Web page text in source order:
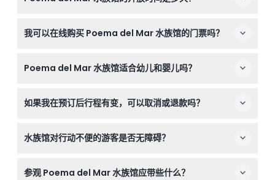
5:30，一年365天开放（具体时间可能会有变动——请在预
我可以在线购买 Poema del Mar 水族馆的门票吗？
确保您游览当天顺利入场。
Poema del Mar 水族馆适合幼儿和婴儿吗？
人陪同，是一个适合家庭游玩的景点。
如果我在预订后行程有变，可以取消或退款吗？
必确认您的旅行日期后再行预订。
水族馆对行动不便的游客是否无障碍？
信息可在场馆官方网站查询。
参观 Poema del Mar 水族馆应带些什么？